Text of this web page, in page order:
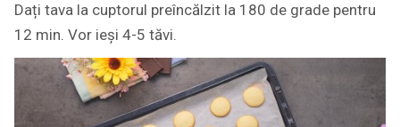
Dați tava la cuptorul preîncălzit la 180 de grade pentru
12 min. Vor ieși 4-5 tăvi.